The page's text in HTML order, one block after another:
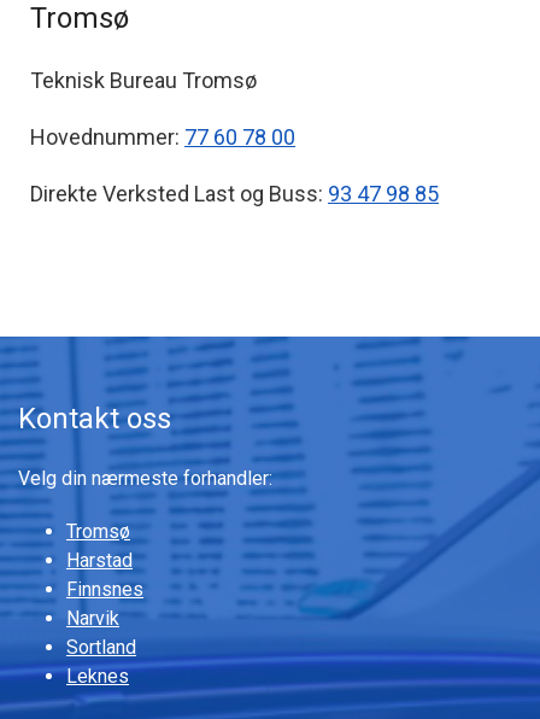
Tromsø
Teknisk Bureau Tromsø
Hovednummer: 77 60 78 00
Direkte Verksted Last og Buss: 93 47 98 85
Kontakt oss
Velg din nærmeste forhandler:
Tromsø
Harstad
Finnsnes
Narvik
Sortland
Leknes